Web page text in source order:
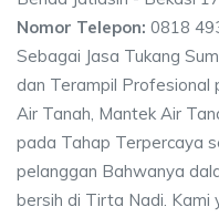
Nomor Telepon: 0818
Sebagai Jasa Tukang
dan Terampil
Air Tanah, Mantek Air
pada Tahap Terpercaya
pelanggan Bahwanya
bersih di Tirta Nadi. Kami